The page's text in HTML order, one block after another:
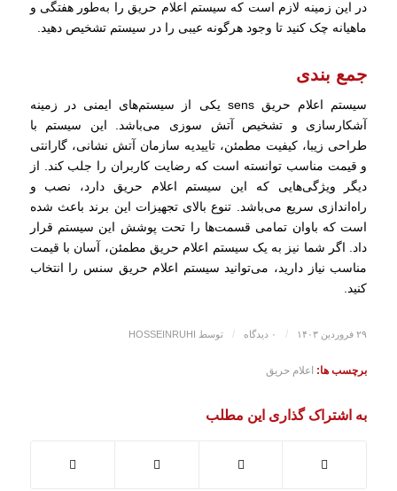
در این زمینه لازم است که سیستم اعلام حریق را به‌طور هفتگی و
ماهیانه چک کنید تا وجود هرگونه عیبی را در سیستم تشخیص دهید.
جمع بندی
سیستم اعلام حریق sens یکی از سیستم‌های ایمنی در زمینه
آشکارسازی و تشخیص آتش سوزی می‌باشد. این سیستم با
طراحی زیبا، کیفیت مطمئن، تاییدیه سازمان آتش نشانی، گارانتی
و قیمت مناسب توانسته است که رضایت کاربران را جلب کند. از
دیگر ویژگی‌هایی که این سیستم اعلام حریق دارد، نصب و
راه‌اندازی سریع می‌باشد. تنوع بالای تجهیزات این برند باعث شده
است که باوان تمامی قسمت‌ها را تحت پوشش این سیستم قرار
داد. اگر شما نیز به یک سیستم اعلام حریق مطمئن، آسان با قیمت
مناسب نیاز دارید، می‌توانید سیستم اعلام حریق سنس را انتخاب
کنید.
۲۹ فروردین ۱۴۰۳ / ۰ دیدگاه‌ / توسط HOSSEINRUHI
برچسب ها: اعلام حریق
به اشتراک گذاری این مطلب